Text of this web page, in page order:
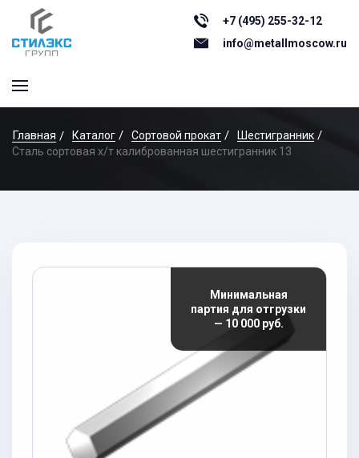
+7 (495) 255-32-12
info@metallmoscow.ru
Главная Каталог Сортовой прокат
Шестигранник
Сталь сортовая х/т калиброванная шестигранник 13
Минимальная
партия для отгрузки
— 10 000 руб.